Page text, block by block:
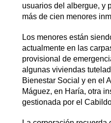
usuarios del albergue, y
más de cien menores
Los menores están
actualmente en las
provisional de
algunas viviendas
Bienestar Social y en el
Máguez, en Haría, otra
gestionada por el